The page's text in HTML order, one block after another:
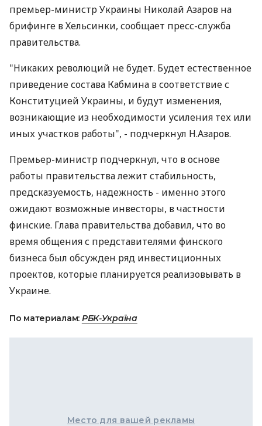
премьер-министр Украины Николай Азаров на
брифинге в Хельсинки, сообщает пресс-служба
правительства.
"Никаких революций не будет. Будет естественное
приведение состава Кабмина в соответствие с
Конституцией Украины, и будут изменения,
возникающие из необходимости усиления тех или
иных участков работы", - подчеркнул Н.Азаров.
Премьер-министр подчеркнул, что в основе
работы правительства лежит стабильность,
предсказуемость, надежность - именно этого
ожидают возможные инвесторы, в частности
финские. Глава правительства добавил, что во
время общения с представителями финского
бизнеса был обсужден ряд инвестиционных
проектов, которые планируется реализовывать в
Украине.
По материалам: РБК-Україна
Место для вашей рекламы